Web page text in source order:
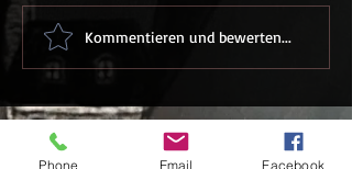
Kommentieren und bewerten...
Phone Email Facebook